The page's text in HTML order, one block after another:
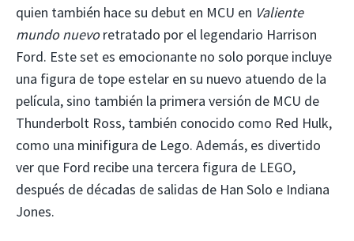
quien también hace su debut en MCU en Valiente
mundo nuevoretratado por el legendario Harrison
Ford. Este set es emocionante no solo porque incluye
una figura de tope estelar en su nuevo atuendo de la
película, sino también la primera versión de MCU de
Thunderbolt Ross, también conocido como Red Hulk,
como una minifigura de Lego. Además, es divertido
ver que Ford recibe una tercera figura de LEGO,
después de décadas de salidas de Han Solo e Indiana
Jones.